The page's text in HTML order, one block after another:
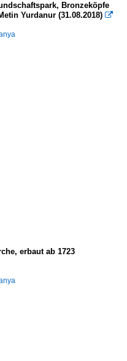
Bronzeköpfe
Yurdanur (31.08.2018) 
erbaut ab 1723